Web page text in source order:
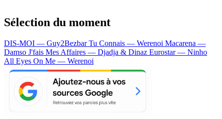
Sélection du moment
DIS-MOI — Guy2BezbarTu Connais — Werenoi Macarena —
Damso J'fais Mes Affaires — Djadja & Dinaz Eurostar — Ninho
All Eyes On Me — Werenoi